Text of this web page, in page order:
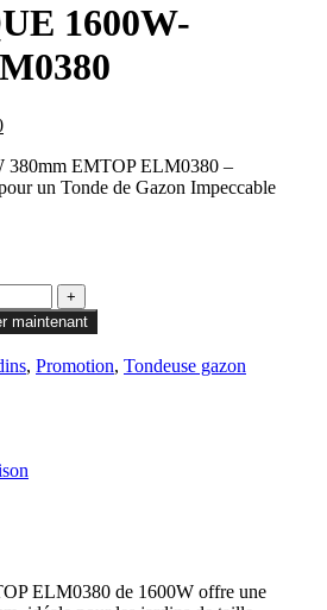
1600W-
Le
actuel
est :
380mm EMTOP ELM0380 –
un Tonde de Gazon Impeccable
maintenant
, Promotion, Tondeuse gazon
ELM0380 de 1600W offre une